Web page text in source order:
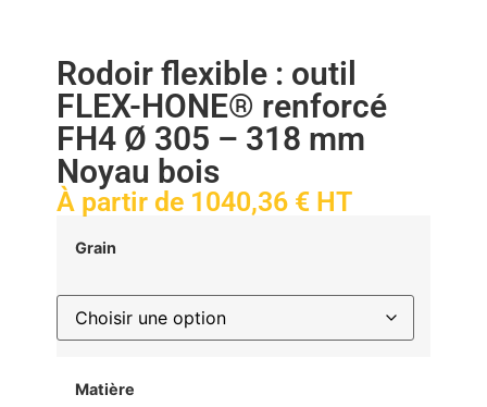
Rodoir flexible : outil
FLEX-HONE® renforcé
FH4 Ø 305 – 318 mm
Noyau bois
À partir de 1040,36 € HT
Grain
Matière